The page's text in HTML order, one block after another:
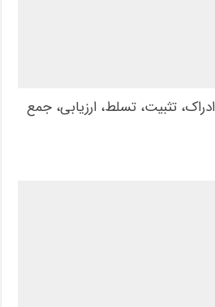
ادراک، تثبیت، تسلط، ارزیابی، جمع